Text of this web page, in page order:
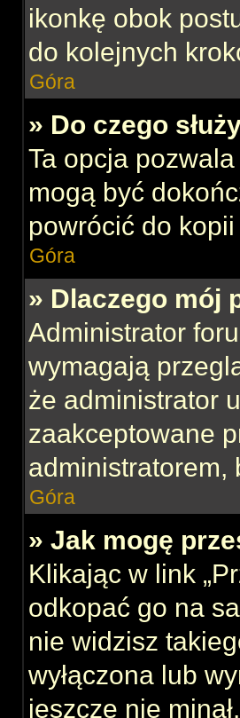
ikonkę obok
do kolejnych
Góra
» Do czego
Ta opcja
mogą być
powrócić do
Góra
» Dlaczego mój
Administrator
wymagają
że administrator
zaakceptowane
administratorem,
Góra
» Jak mogę
Klikając w link
odkopać go na
nie widzisz
wyłączona lub
jeszcze nie